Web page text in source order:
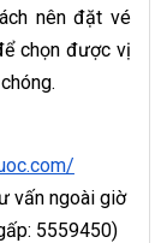
nên đặt vé
chọn được vị
vấn ngoài giờ
5559450)